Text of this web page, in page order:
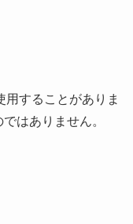
することがありま
はありません。